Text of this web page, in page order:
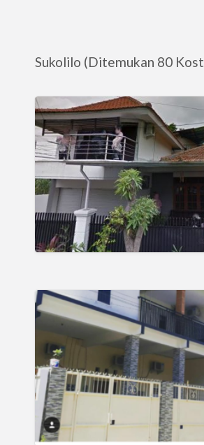
Sukolilo (Ditemukan 80
Terima
Kost
Putri
GRAHA
FTK